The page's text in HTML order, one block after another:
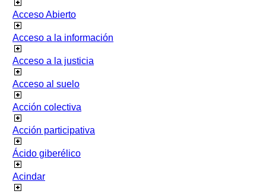
Acceso Abierto
Acceso a la información
Acceso a la justicia
Acceso al suelo
Acción colectiva
Acción participativa
Ácido giberélico
Acindar